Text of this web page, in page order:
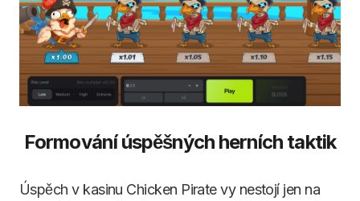
Formování úspěšných herních taktik
Úspěch v kasinu Chicken Pirate vy nestojí jen na